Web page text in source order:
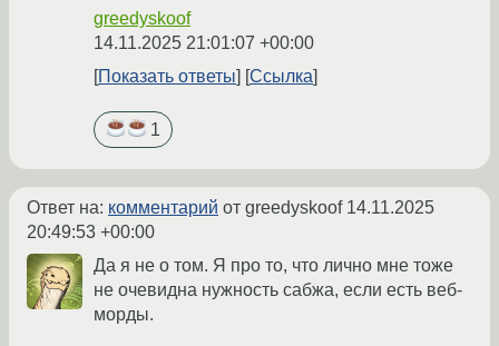
greedyskoof
14.11.2025 21:01:07 +00:00
Показать ответы
Ссылка
1
Ответ на: комментарий от greedyskoof 14.11.2025
20:49:53 +00:00
Да я не о том. Я про то, что лично мне тоже
не очевидна нужность сабжа, если есть веб-
морды.